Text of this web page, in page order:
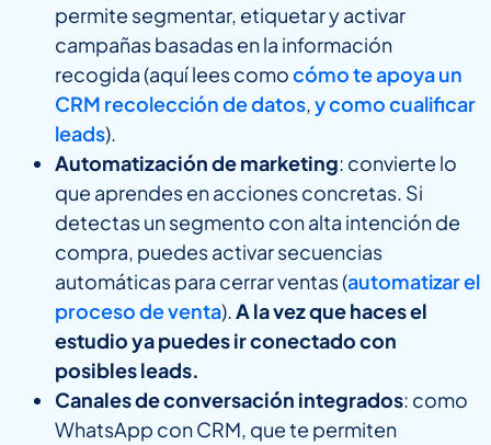
permite segmentar, etiquetar y activar
campañas basadas en la información
recogida (aquí lees comocómo te apoya un
CRM recolección de datos,y como cualificar
leads).
Automatización de marketing: convierte lo
que aprendes en acciones concretas. Si
detectas un segmento con alta intención de
compra, puedes activar secuencias
automáticas para cerrar ventas (automatizar el
proceso de venta).A la vez que haces el
estudio ya puedes ir conectado con
posibles leads.
Canales de conversación integrados: como
WhatsApp con CRM, que te permiten